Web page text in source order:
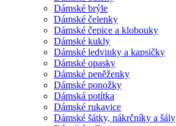
Dámské brýle
Dámské čelenky
Dámské čepice a klobouky
Dámské kukly
Dámské ledvinky a kapsičky
Dámské opasky
Dámské peněženky
Dámské ponožky
Dámská potítka
Dámské rukavice
Dámské šátky, nákrčníky a šály